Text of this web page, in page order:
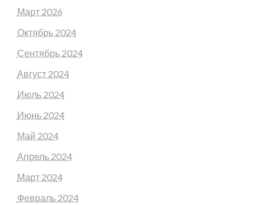
Март 2026
Октябрь 2024
Сентябрь 2024
Август 2024
Июль 2024
Июнь 2024
Май 2024
Апрель 2024
Март 2024
Февраль 2024